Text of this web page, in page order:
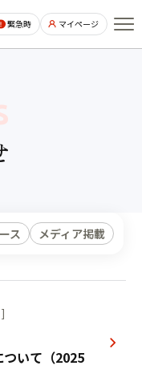
緊急時 マイページ
ス メディア掲載
ついて（2025